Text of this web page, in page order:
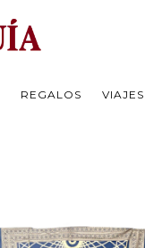
REGALOS VIAJES